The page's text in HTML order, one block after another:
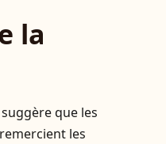
la
que les
les